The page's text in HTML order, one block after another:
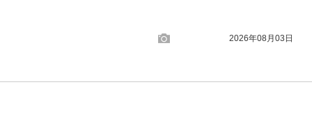
2026年08月03日